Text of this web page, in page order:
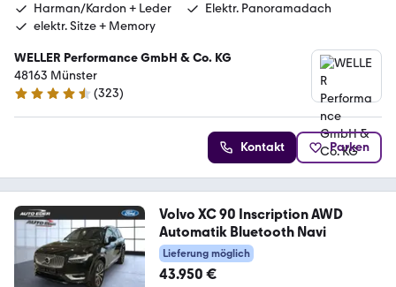
Harman/Kardon + Leder
Elektr. Panoramadach
elektr. Sitze + Memory
WELLER Performance GmbH & Co. KG
48163 Münster
4.3 Sterne
(323)
Kontakt Parken
Volvo XC 90 Inscription AWD
Automatik Bluetooth Navi
Lieferung möglich
43.950 €